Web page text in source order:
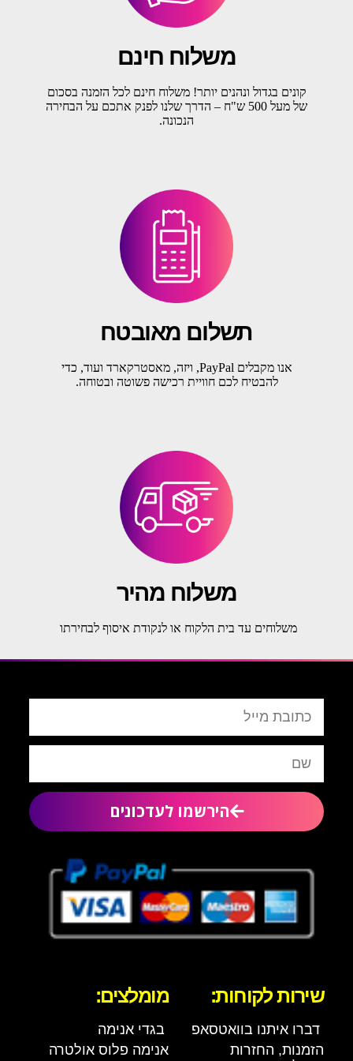
משלוח חינם
קונים בגדול ונהנים יותר! משלוח חינם לכל הזמנה בסכום
של מעל 500 ש"ח – הדרך שלנו לפנק אתכם על הבחירה
הנכונה.
תשלום מאובטח
אנו מקבלים PayPal, ויזה, מאסטרקארד ועוד, כדי
להבטיח לכם חוויית רכישה פשוטה ובטוחה.
משלוח מהיר
משלוחים עד בית הלקוח או לנקודת איסוף לבחירתו
הירשמו לעדכונים
שירות לקוחות:
דברו איתנו בוואטסאפ
הזמנות, החזרות
מומלצים:
בגדי אנימה
אנימה פלוס אולטרה